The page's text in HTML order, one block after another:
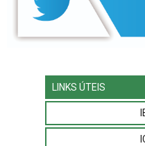
LINKS ÚTEIS